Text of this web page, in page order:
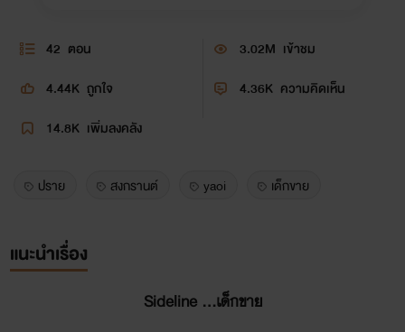
42 ตอน 3.02M เข้าชม
4.44K ถูกใจ 4.36K ความคิดเห็น
14.8K เพิ่มลงคลัง
ปราย สงกรานต์ yaoi เด็กขาย
แนะนำเรื่อง
Sideline ...เด็กขาย